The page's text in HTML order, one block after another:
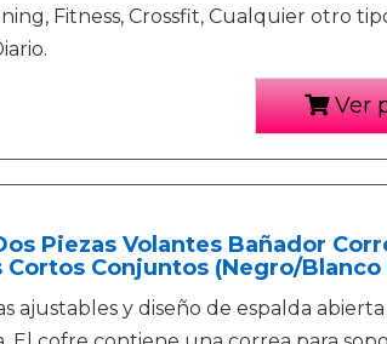
Fitness, Crossfit, Cualquier otro
Ver
Piezas Volantes Bañador
Conjuntos (Negro/Blanco
ajustables y diseño de espalda